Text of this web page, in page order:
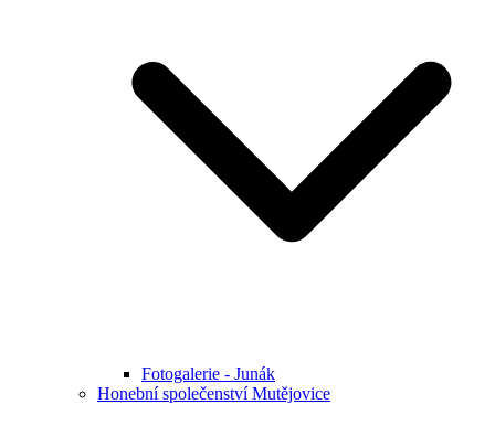
Fotogalerie - Junák
Honební společenství Mutějovice